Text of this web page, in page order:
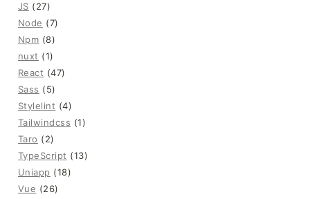
JS (27)
Node (7)
Npm (8)
nuxt (1)
React (47)
Sass (5)
Stylelint (4)
Tailwindcss (1)
Taro (2)
TypeScript (13)
Uniapp (18)
Vue (26)